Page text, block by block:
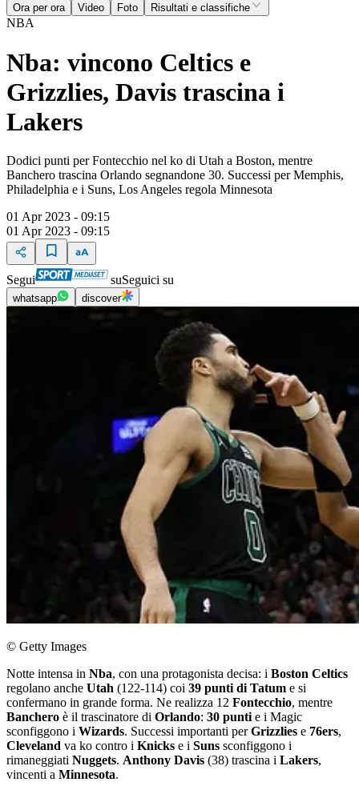
Ora per ora Video Foto Risultati e classifiche
NBA
Nba: vincono Celtics e
Grizzlies, Davis trascina i
Lakers
Dodici punti per Fontecchio nel ko di Utah a Boston, mentre
Banchero trascina Orlando segnandone 30. Successi per Memphis,
Philadelphia e i Suns, Los Angeles regola Minnesota
01 Apr 2023 - 09:15
01 Apr 2023 - 09:15
Segui suSeguici su
whatsapp discover
© Getty Images
Notte intensa in Nba, con una protagonista decisa: i Boston Celtics
regolano anche Utah (122-114) coi 39 punti di Tatum e si
confermano in grande forma. Ne realizza 12 Fontecchio, mentre
Banchero è il trascinatore di Orlando: 30 punti e i Magic
sconfiggono i Wizards. Successi importanti perGrizzlies e 76ers,
Cleveland va ko contro i Knicks e i Suns sconfiggono i
rimaneggiati Nuggets. Anthony Davis (38) trascina i Lakers,
vincenti a Minnesota.